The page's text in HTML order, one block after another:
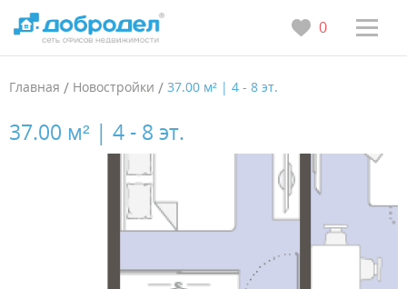
0
Главная / Новостройки / 37.00 м² | 4 - 8 эт.
37.00 м² | 4 - 8 эт.